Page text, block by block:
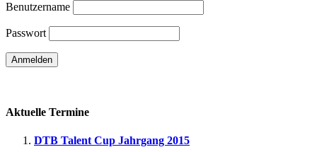
Benutzername
Passwort
Aktuelle Termine
DTB Talent Cup Jahrgang 2015